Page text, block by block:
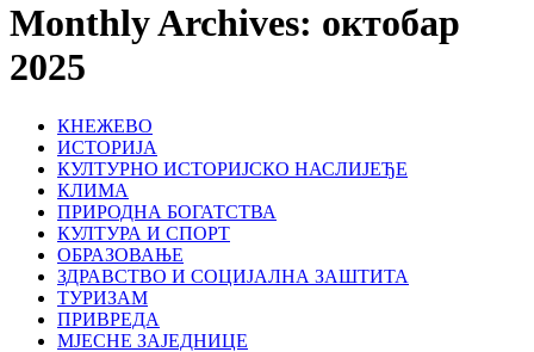
Monthly Archives: октобар
2025
КНЕЖЕВО
ИСТОРИЈА
КУЛТУРНО ИСТОРИЈСКО НАСЛИЈЕЂЕ
КЛИМА
ПРИРОДНА БОГАТСТВА
КУЛТУРА И СПОРТ
ОБРАЗОВАЊЕ
ЗДРАВСТВО И СОЦИЈАЛНА ЗАШТИТА
ТУРИЗАМ
ПРИВРЕДА
МЈЕСНЕ ЗАЈЕДНИЦЕ